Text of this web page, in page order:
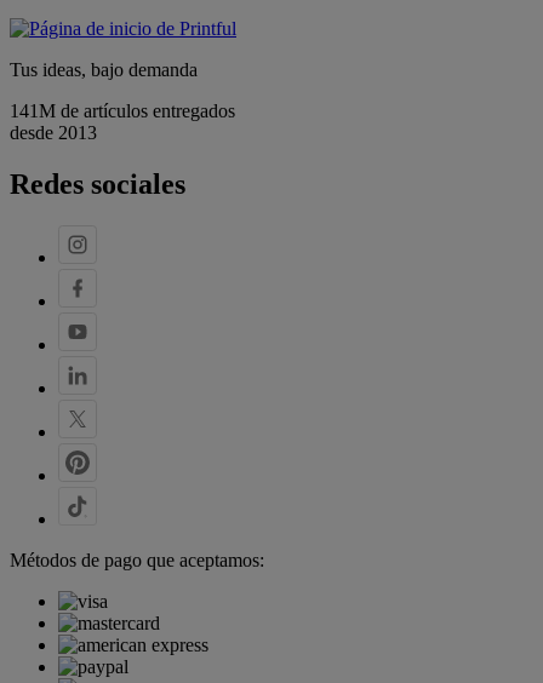
Tus ideas, bajo demanda
141M de artículos entregados
desde 2013
Redes sociales
Métodos de pago que aceptamos: